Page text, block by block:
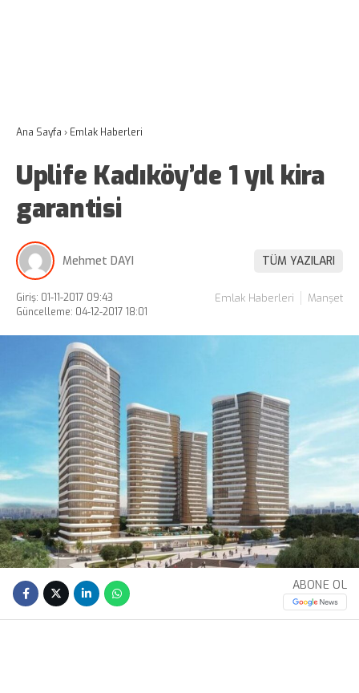
Ana Sayfa › Emlak Haberleri
Uplife Kadıköy’de 1 yıl kira
garantisi
Mehmet DAYI TÜM YAZILARI
Giriş: 01-11-2017 09:43
Güncelleme: 04-12-2017 18:01
Emlak Haberleri Manşet
ABONE OL